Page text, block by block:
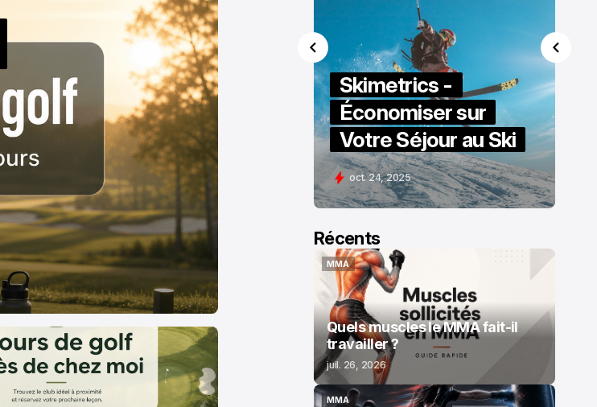
Skimetrics -
Économiser sur
Votre Séjour au Ski
oct. 24, 2025
Récents
MMA
MMA
Quels muscles le MMA fait-il
travailler ?
juil. 26, 2026
MMA